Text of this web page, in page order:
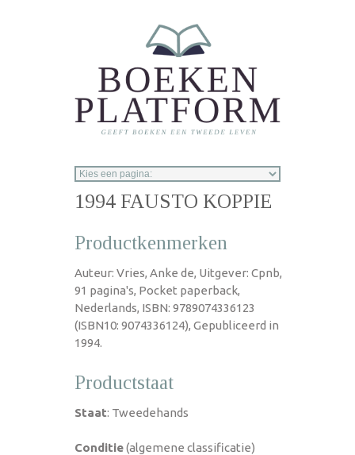
1994 FAUSTO KOPPIE
Productkenmerken
Auteur: Vries, Anke de, Uitgever: Cpnb,
91 pagina's, Pocket paperback,
Nederlands, ISBN: 9789074336123
(ISBN10: 9074336124), Gepubliceerd in
1994.
Productstaat
Staat: Tweedehands
Conditie(algemene classificatie)